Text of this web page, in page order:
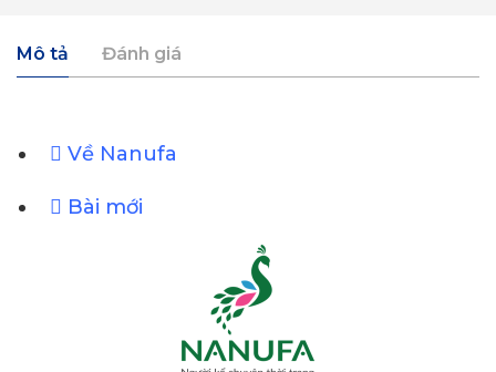
Mô tả Đánh giá
Về Nanufa
Bài mới